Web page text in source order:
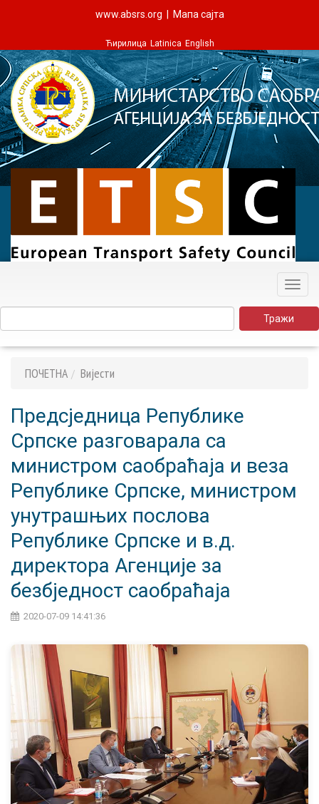
www.absrs.org Мапа сајта
Ћирилица Latinica English
ПОЧЕТНА Вијести
Предсједница Републике
Српске разговарала са
министром саобраћаја и веза
Републике Српске, министром
унутрашњих послова
Републике Српске и в.д.
директора Агенције за
безбједност саобраћаја
2020-07-09 14:41:36